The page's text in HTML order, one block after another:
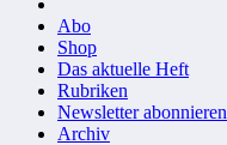
Abo
Shop
Das aktuelle Heft
Rubriken
Newsletter abonnieren
Archiv